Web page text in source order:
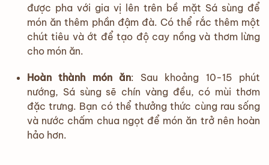
được pha với gia vị lên trên bề mặt Sá sùng để
món ăn thêm phần đậm đà. Có thể rắc thêm một
chút tiêu và ớt để tạo độ cay nồng và thơm lừng
cho món ăn.
Hoàn thành món ăn: Sau khoảng 10-15 phút
nướng, Sá sùng sẽ chín vàng đều, có mùi thơm
đặc trưng. Bạn có thể thưởng thức cùng rau sống
và nước chấm chua ngọt để món ăn trở nên hoàn
hảo hơn.